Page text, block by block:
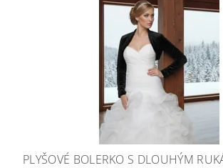
PLYŠOVÉ BOLERKO S DLOUHÝM